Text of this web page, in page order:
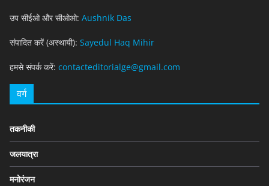
उप सीईओ और सीओओ: Aushnik Das
संपादित करें (अस्थायी): Sayedul Haq Mihir
हमसे संपर्क करें: contacteditorialge@gmail.com
वर्ग
तकनीकी
जलयात्रा
मनोरंजन